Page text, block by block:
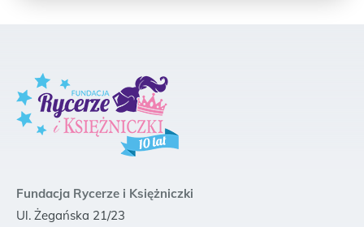
Fundacja Rycerze i Księżniczki
Ul. Żegańska 21/23